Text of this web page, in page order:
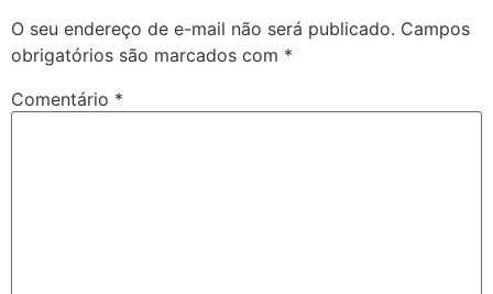
O seu endereço de e-mail não será publicado. Campos
obrigatórios são marcados com *
Comentário *